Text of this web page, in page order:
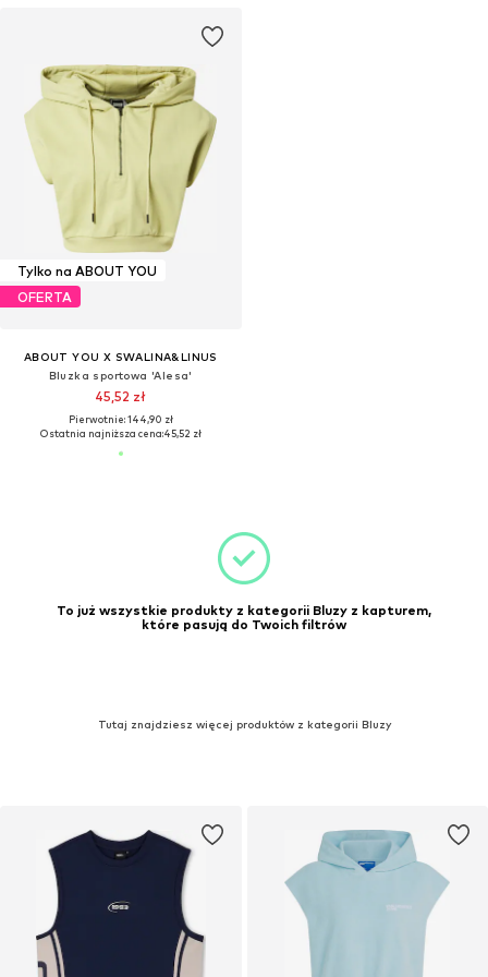
Tylko na ABOUT YOU
OFERTA
ABOUT YOU X SWALINA&LINUS
Bluzka sportowa 'Alesa'
45,52 zł
Pierwotnie: 144,90 zł
Ostatnia najniższa cena:45,52 zł
To już wszystkie produkty z kategorii Bluzy z kapturem,
które pasują do Twoich filtrów
Tutaj znajdziesz więcej produktów z kategorii Bluzy